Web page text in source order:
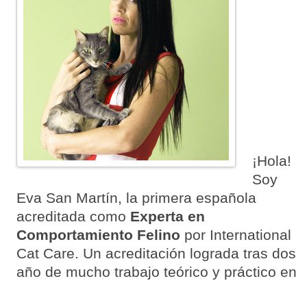
¡Hola!
Soy
Eva San Martín, la primera española
acreditada como Experta en
Comportamiento Felino por International
Cat Care. Un acreditación lograda tras dos
año de mucho trabajo teórico y práctico en